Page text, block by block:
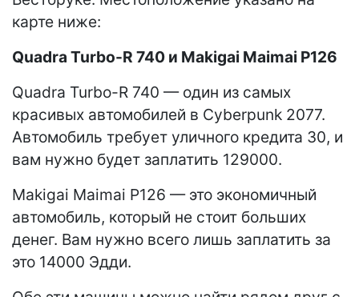
карте ниже:
Quadra Turbo-R 740 и Makigai Maimai P126
Quadra Turbo-R 740 — один из самых
красивых автомобилей в Cyberpunk 2077.
Автомобиль требует уличного кредита 30, и
вам нужно будет заплатить 129000.
Makigai Maimai P126 — это экономичный
автомобиль, который не стоит больших
денег. Вам нужно всего лишь заплатить за
это 14000 Эдди.